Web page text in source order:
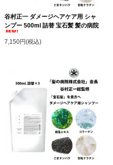
谷村正一 ダメージヘアケア用 シャ
ンプー 500ml 詰替 宝石髪 髪の病院
7,150円(税込)